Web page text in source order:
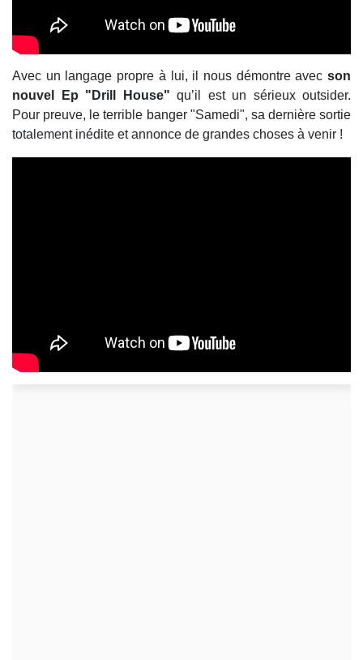
Avec un langage propre à lui, il nous démontre avec son
nouvel Ep "Drill House" qu’il est un sérieux outsider.
Pour preuve, le terrible banger "Samedi", sa dernière sortie
totalement inédite et annonce de grandes choses à venir !